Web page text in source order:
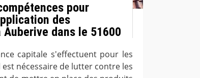
pour
des
dans le 51600
capitale s'effectuent pour les
nécessaire de lutter contre les